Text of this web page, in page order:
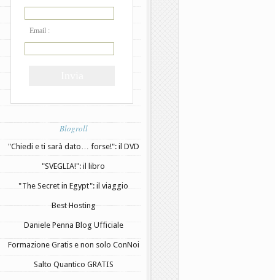
Email :
Blogroll
"Chiedi e ti sarà dato… forse!": il DVD
"SVEGLIA!": il libro
"The Secret in Egypt": il viaggio
Best Hosting
Daniele Penna Blog Ufficiale
Formazione Gratis e non solo ConNoi
Salto Quantico GRATIS